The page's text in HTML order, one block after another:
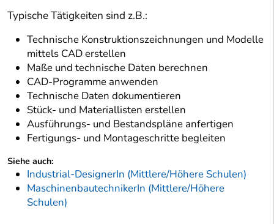
Typische Tätigkeiten sind z.B.:
Technische Konstruktionszeichnungen und Modelle
mittels CAD erstellen
Maße und technische Daten berechnen
CAD-Programme anwenden
Technische Daten dokumentieren
Stück- und Materiallisten erstellen
Ausführungs- und Bestandspläne anfertigen
Fertigungs- und Montageschritte begleiten
Siehe auch:
Industrial-DesignerIn (Mittlere/Höhere Schulen)
MaschinenbautechnikerIn (Mittlere/Höhere
Schulen)